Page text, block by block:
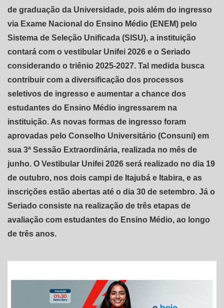
de graduação da Universidade, pois além do ingresso
via Exame Nacional do Ensino Médio (ENEM) pelo
Sistema de Seleção Unificada (SISU), a instituição
contará com o vestibular Unifei 2026 e o Seriado
considerando o triênio 2025-2027. Tal medida busca
contribuir com a diversificação dos processos
seletivos de ingresso e aumentar a chance dos
estudantes do Ensino Médio ingressarem na
instituição. As novas formas de ingresso foram
aprovadas pelo Conselho Universitário (Consuni) em
sua 3ª Sessão Extraordinária, realizada no mês de
junho. O Vestibular Unifei 2026 será realizado no dia 19
de outubro, nos dois campi de Itajubá e Itabira, e as
inscrições estão abertas até o dia 30 de setembro. Já o
Seriado consiste na realização de três etapas de
avaliação com estudantes do Ensino Médio, ao longo
de três anos.